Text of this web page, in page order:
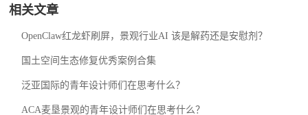
相关文章
OpenClaw红龙虾刷屏，景观行业AI 该是解药还是安慰剂？
国土空间生态修复优秀案例合集
泛亚国际的青年设计师们在思考什么？
ACA麦垦景观的青年设计师们在思考什么？